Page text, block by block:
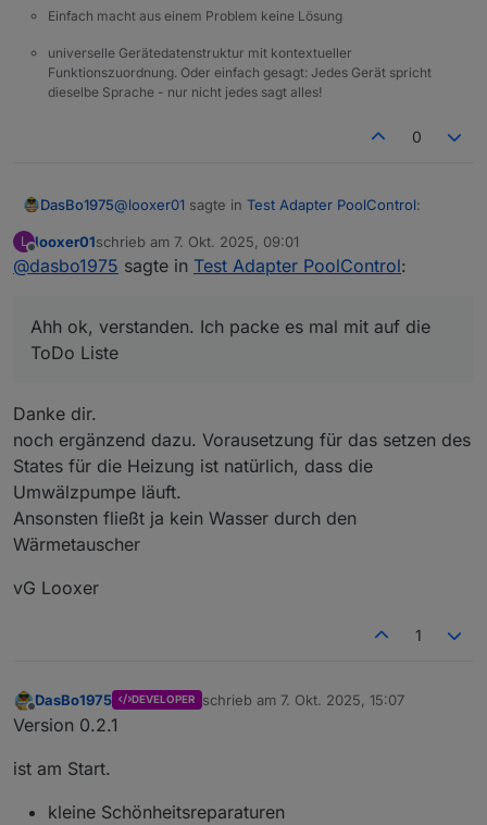
Einfach macht aus einem Problem keine Lösung
universelle Gerätedatenstruktur mit kontextueller
Funktionszuordnung. Oder einfach gesagt: Jedes Gerät spricht
dieselbe Sprache - nur nicht jedes sagt alles!
0
DasBo1975@looxer01 sagte in Test Adapter PoolControl:
@dasbo1975sagte inTest Adapter
Welche Daten liefert denn dein
Hi,
ist ein State (also an aus).
Die Heizung soll eben solange auf "an"
stehen bis die Ziel-temperatur erreicht ist.
ToDo Liste
L
Offline
looxer01schrieb am 7. Okt. 2025, 09:01
zuletzt editiert von
@dasbo1975 sagte in Test Adapter PoolControl:
Ahh ok, verstanden. Ich packe es mal mit auf die
ToDo Liste
Danke dir.
noch ergänzend dazu. Vorausetzung für das setzen des
States für die Heizung ist natürlich, dass die
Umwälzpumpe läuft.
Ansonsten fließt ja kein Wasser durch den
Wärmetauscher
vG Looxer
1
Offline
DasBo1975 DEVELOPER schrieb am 7. Okt. 2025, 15:07
zuletzt editiert von
Version 0.2.1
ist am Start.
kleine Schönheitsreparaturen